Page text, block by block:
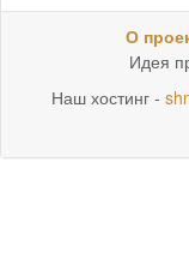
О
Идея
Наш хостинг -